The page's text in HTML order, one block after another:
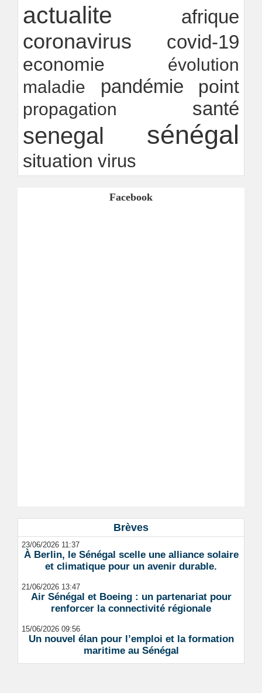
Rapport Bceao 2025 : résilience, transition et
innovation
24/07/2026 -Ndakhté M. GAYE
actualite afrique
coronavirus covid-19
economie
évolution
maladie
pandémie point
propagation santé
senegal sénégal
situation virus
Facebook
Brèves
23/06/2026 11:37
À Berlin, le Sénégal scelle une alliance solaire
et climatique pour un avenir durable.
21/06/2026 13:47
Air Sénégal et Boeing : un partenariat pour
renforcer la connectivité régionale
15/06/2026 09:56
Un nouvel élan pour l’emploi et la formation
maritime au Sénégal